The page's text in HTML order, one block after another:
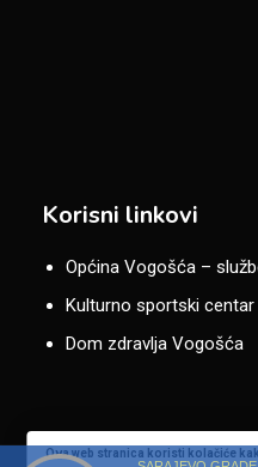
Korisni linkovi
Općina Vogošća –
Kulturno sportski
Dom zdravlja Vogošća
Ova web stranica koristi kolačiće